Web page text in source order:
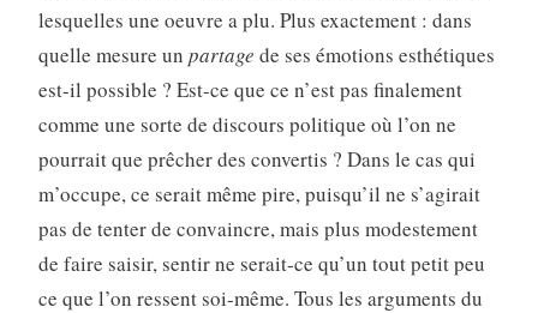
lesquelles une oeuvre a plu. Plus exactement : dans
quelle mesure un partage de ses émotions esthétiques
est-il possible ? Est-ce que ce n’est pas finalement
comme une sorte de discours politique où l’on ne
pourrait que prêcher des convertis ? Dans le cas qui
m’occupe, ce serait même pire, puisqu’il ne s’agirait
pas de tenter de convaincre, mais plus modestement
de faire saisir, sentir ne serait-ce qu’un tout petit peu
ce que l’on ressent soi-même. Tous les arguments du